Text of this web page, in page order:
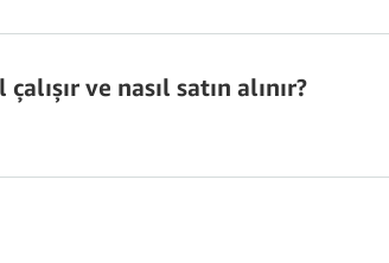
ve nasıl satın alınır?